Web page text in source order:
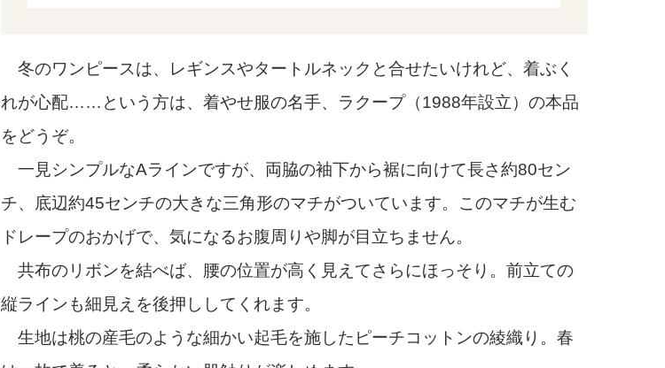
冬のワンピースは、レギンスやタートルネックと合せたいけれど、着ぶく
れが心配……という方は、着やせ服の名手、ラクープ（1988年設立）の本品
をどうぞ。
一見シンプルなAラインですが、両脇の袖下から裾に向けて長さ約80セン
チ、底辺約45センチの大きな三角形のマチがついています。このマチが生む
ドレープのおかげで、気になるお腹周りや脚が目立ちません。
共布のリボンを結べば、腰の位置が高く見えてさらにほっそり。前立ての
縦ラインも細見えを後押ししてくれます。
生地は桃の産毛のような細かい起毛を施したピーチコットンの綾織り。春